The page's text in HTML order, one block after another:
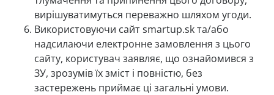
вирішуватимуться переважно шляхом угоди.
Використовуючи сайт smartup.sk та/або
надсилаючи електронне замовлення з цього
сайту, користувач заявляє, що ознайомився з
ЗУ, зрозумів їх зміст і повністю, без
застережень приймає ці загальні умови.